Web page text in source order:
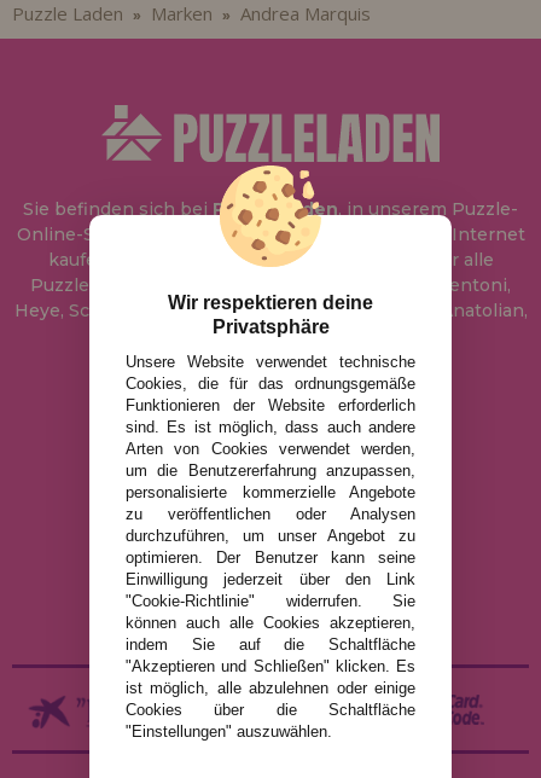
Puzzle Laden » Marken » Andrea Marquis
Sie befinden sich bei Puzzle Laden, in unserem Puzzle-
Online-Shop, wo Sie Puzzle zum besten Preis im Internet
kaufen können. In unserem Katalog führen wir alle
Puzzles der Marken Educa, Ravensburger, Clementoni,
Heye, Schmidt, Castorland, Jumbo, Trefl, Piatnik, Anatolian,
Art Puzzle, Gibsons und viele mehr.
info@puzzleladen.de
RECHTLICHE HINWEISE
DATENSCHUTZRICHTLINIE
COOKIE-RICHTLINIE
VERSAND UND RÜCKGABE
RÜCKGABE / WIDERRUF
Wir respektieren deine
Privatsphäre
Unsere Website verwendet technische
Cookies, die für das ordnungsgemäße
Funktionieren der Website erforderlich
sind. Es ist möglich, dass auch andere
Arten von Cookies verwendet werden,
um die Benutzererfahrung anzupassen,
personalisierte kommerzielle Angebote
zu veröffentlichen oder Analysen
durchzuführen, um unser Angebot zu
optimieren. Der Benutzer kann seine
Einwilligung jederzeit über den Link
"Cookie-Richtlinie" widerrufen. Sie
können auch alle Cookies akzeptieren,
indem Sie auf die Schaltfläche
"Akzeptieren und Schließen" klicken. Es
ist möglich, alle abzulehnen oder einige
Cookies über die Schaltfläche
"Einstellungen" auszuwählen.